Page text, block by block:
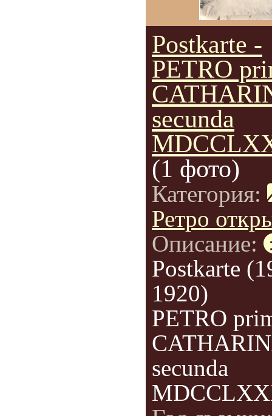
Postkarte -
PETRO
secunda
(1 фото)
Категория:
Ретро
Описание:
Postkarte
1920)
PETRO
secunda